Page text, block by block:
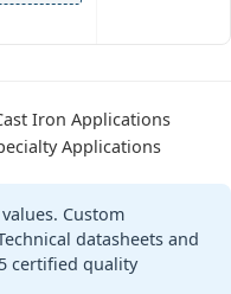
28-32%
58-62%
Spec
Iron Applications
Applications
Custom
datasheets and
certified quality